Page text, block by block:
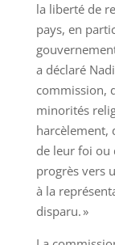
la liberté de
pays, en
a déclaré
commission,
minorités
harcèlement,
de leur foi ou
progrès vers
à la
disparu. »